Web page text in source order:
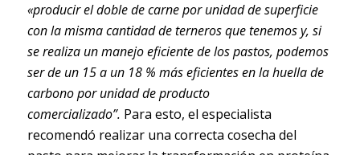
«producir el doble de carne por unidad de superficie
con la misma cantidad de terneros que tenemos y, si
se realiza un manejo eficiente de los pastos, podemos
ser de un 15 a un 18 % más eficientes en la huella de
carbono por unidad de producto
comercializado”. Para esto, el especialista
recomendó realizar una correcta cosecha del